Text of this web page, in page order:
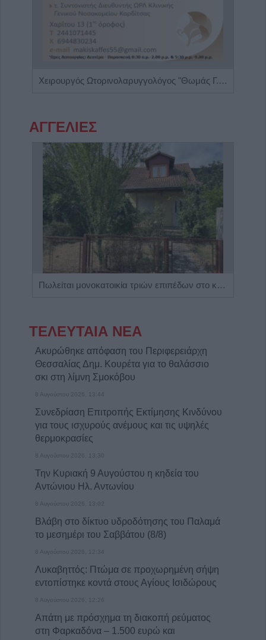
Χειρουργός Ωτορινολαρυγγολόγος "Θωμάς Γ. Καφφές"
ΑΓΓΕΛΙΕΣ
Πωλείται μονοκατοικία τριών επιπέδων στο καταπράσινο Πευκόφυτο Καρδίτσας
ΤΕΛΕΥΤΑΙΑ ΝΕΑ
Ακυρώθηκε απόφαση του Περιφερειάρχη
Θεσσαλίας Δημ. Κουρέτα για το θαλάσσιο
σκι στη λίμνη Σμοκόβου
8 Αυγούστου 2026, 13:44
Συνεδρίαση Επιτροπής Εκτίμησης Κινδύνου
για τους ισχυρούς ανέμους και τις υψηλές
θερμοκρασίες
8 Αυγούστου 2026, 13:30
Την Κυριακή 9 Αυγούστου η κηδεία του
Αντώνιου Ηλ. Αντωνίου
8 Αυγούστου 2026, 13:02
Βλάβη στο δίκτυο υδροδότησης του Παλαμά
το μεσημέρι του Σαββάτου (8/8)
8 Αυγούστου 2026, 12:34
Λυκαβηττός: Πτώμα σε προχωρημένη σήψη
εντοπίστηκε κοντά στους Αγίους Ισιδώρους
8 Αυγούστου 2026, 12:26
Απάτη με πρόσχημα τη διακοπή ρεύματος
στη Φαρκαδόνα – 1.500 ευρώ και